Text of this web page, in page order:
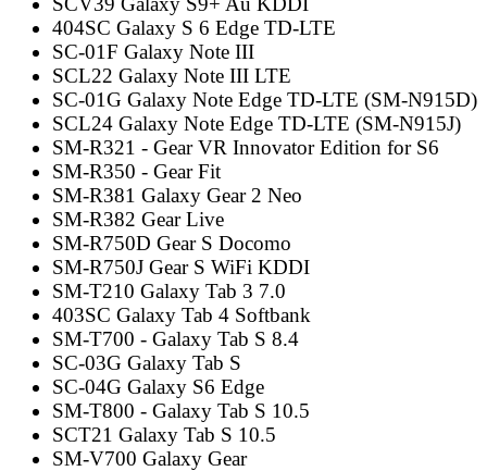
404SC Galaxy S 6 Edge TD-LTE
SC-01F Galaxy Note III
SCL22 Galaxy Note III LTE
SC-01G Galaxy Note Edge TD-LTE (SM-N915D)
SCL24 Galaxy Note Edge TD-LTE (SM-N915J)
SM-R321 - Gear VR Innovator Edition for S6
SM-R350 - Gear Fit
SM-R381 Galaxy Gear 2 Neo
SM-R382 Gear Live
SM-R750D Gear S Docomo
SM-R750J Gear S WiFi KDDI
SM-T210 Galaxy Tab 3 7.0
403SC Galaxy Tab 4 Softbank
SM-T700 - Galaxy Tab S 8.4
SC-03G Galaxy Tab S
SC-04G Galaxy S6 Edge
SM-T800 - Galaxy Tab S 10.5
SCT21 Galaxy Tab S 10.5
SM-V700 Galaxy Gear